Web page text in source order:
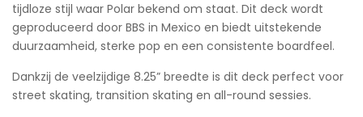
tijdloze stijl waar Polar bekend om staat. Dit deck wordt
geproduceerd door BBS in Mexico en biedt uitstekende
duurzaamheid, sterke pop en een consistente boardfeel.
Dankzij de veelzijdige 8.25” breedte is dit deck perfect voor
street skating, transition skating en all-round sessies.